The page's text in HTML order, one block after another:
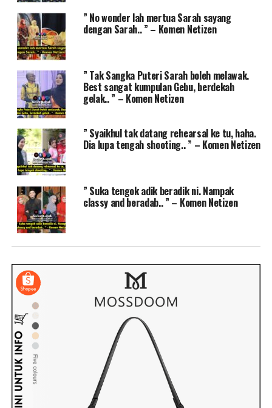
” No wonder lah mertua Sarah sayang
dengan Sarah.. ” – Komen Netizen
” Tak Sangka Puteri Sarah boleh melawak.
Best sangat kumpulan Gebu, berdekah
gelak.. ” – Komen Netizen
” Syaikhul tak datang rehearsal ke tu, haha.
Dia lupa tengah shooting.. ” – Komen Netizen
” Suka tengok adik beradik ni. Nampak
classy and beradab.. ” – Komen Netizen